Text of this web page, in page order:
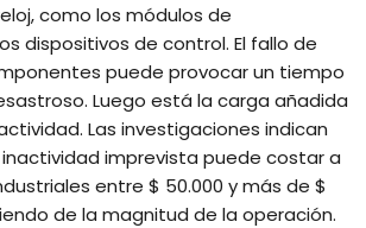
como los módulos de
dispositivos de control. El fallo de
puede provocar un tiempo
Luego está la carga añadida
Las investigaciones indican
imprevista puede costar a
entre $ 50.000 y más de $
de la magnitud de la operación.